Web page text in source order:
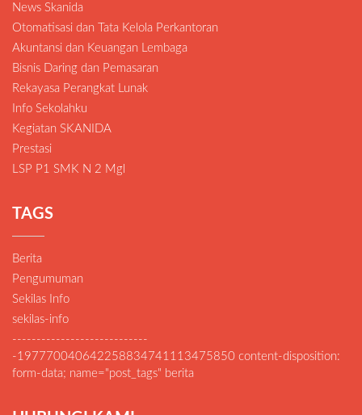
News Skanida
Otomatisasi dan Tata Kelola Perkantoran
Akuntansi dan Keuangan Lembaga
Bisnis Daring dan Pemasaran
Rekayasa Perangkat Lunak
Info Sekolahku
Kegiatan SKANIDA
Prestasi
LSP P1 SMK N 2 Mgl
TAGS
Berita
Pengumuman
Sekilas Info
sekilas-info
----------------------------
-197770040642258834741113475850 content-disposition:
form-data; name="post_tags" berita